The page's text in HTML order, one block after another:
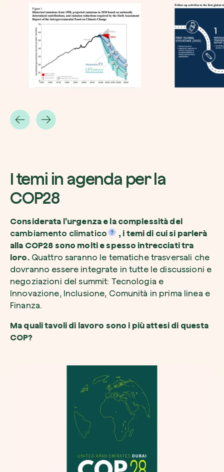
I temi in agenda per la
COP28
Considerata l’urgenza e la complessità del
cambiamento climatico
, i temi di cui si parlerà
alla COP28 sono molti e spesso intrecciati tra
loro.Quattro saranno le tematiche trasversali che
dovranno essere integrate in tutte le discussioni e
negoziazioni del summit: Tecnologia e
Innovazione, Inclusione, Comunità in prima linea e
Finanza.
Ma quali tavoli di lavoro sono i più attesi di questa
COP?